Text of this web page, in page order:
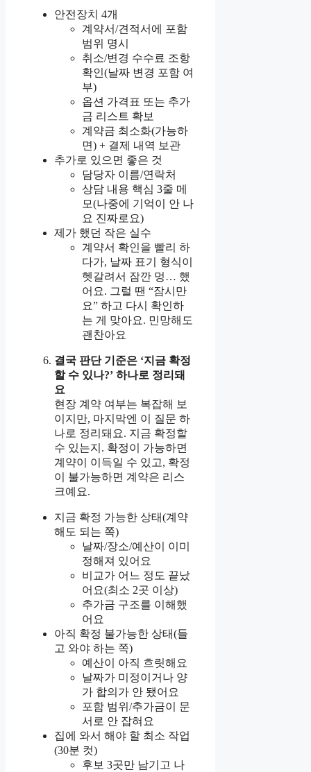
안전장치 4개
계약서/견적서에 포함
범위 명시
취소/변경 수수료 조항
확인(날짜 변경 포함 여
부)
옵션 가격표 또는 추가
금 리스트 확보
계약금 최소화(가능하
면) + 결제 내역 보관
추가로 있으면 좋은 것
담당자 이름/연락처
상담 내용 핵심 3줄 메
모(나중에 기억이 안 나
요 진짜로요)
제가 했던 작은 실수
계약서 확인을 빨리 하
다가, 날짜 표기 형식이
헷갈려서 잠깐 멍… 했
어요. 그럴 땐 “잠시만
요” 하고 다시 확인하
는 게 맞아요. 민망해도
괜찬아요
결국 판단 기준은 ‘지금 확정
할 수 있나?’ 하나로 정리돼
요
현장 계약 여부는 복잡해 보
이지만, 마지막엔 이 질문 하
나로 정리돼요. 지금 확정할
수 있는지. 확정이 가능하면
계약이 이득일 수 있고, 확정
이 불가능하면 계약은 리스
크예요.
지금 확정 가능한 상태(계약
해도 되는 쪽)
날짜/장소/예산이 이미
정해져 있어요
비교가 어느 정도 끝났
어요(최소 2곳 이상)
추가금 구조를 이해했
어요
아직 확정 불가능한 상태(들
고 와야 하는 쪽)
예산이 아직 흐릿해요
날짜가 미정이거나 양
가 합의가 안 됐어요
포함 범위/추가금이 문
서로 안 잡혀요
집에 와서 해야 할 최소 작업
(30분 컷)
후보 3곳만 남기고 나